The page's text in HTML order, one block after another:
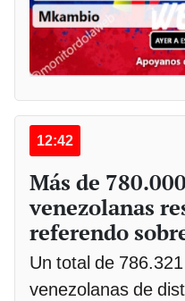
12:42
Más de
venezolanas
referendo
Un total de
venezolanas de